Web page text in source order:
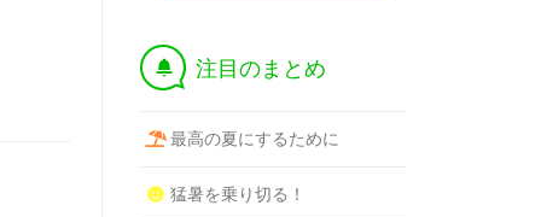
† 注目のまとめ
最高の夏にするために
猛暑を乗り切る！